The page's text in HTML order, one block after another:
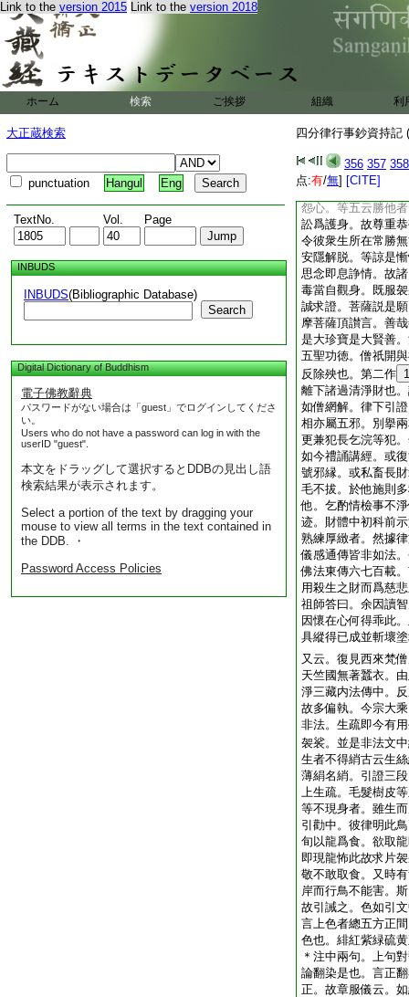
Link to the version 2015 Link to the version 2018
ホーム 検索 ご挨拶 組織 利
大正蔵検索
punctuation Hangul Eng
TextNo. Vol. Page
INBUDS
INBUDS(Bibliographic Database)
Search
Digital Dictionary of Buddhism
電子佛教辭典
パスワードがない場合は「guest」でログインしてくださ
い。
Users who do not have a password can log in with the
userID "guest".
本文をドラッグして選択するとDDBの見出し語
検索結果が表示されます。
Select a portion of the text by dragging your
mouse to view all terms in the text contained in
the DDB. ・
Password Access Policies
四分律行事鈔資持記
356 357 358
点:有/無] [CITE]
大悲經文出第三。
次擧無況有。形謂
彌勒當來人壽八萬
人無量。釋迦遺法
曰無遺也。樓至經
名。悲華文出第八
時發此願也。五中
四即息諍。餘三生
五増長威勢。四中
衆生不相從順。多
戰之時。能念袈裟
怨心。等五云勝他
訟爲護身。故尊重
令彼衆生所在常勝
安隱解脱。等諒是
思念即息諍情。故
毒當自觀身。既服
誠求證。菩薩説是
摩菩薩頂讃言。善
是大珍寶是大賢善
五聖功徳。僧祇開
反除殃也。第二作 1
離下諸過清淨財也
如僧網解。律下引
相亦屬五邪。別擧
更兼犯長乞浣等犯
如今禮誦講經。或
號邪縁。或私畜長
毛不拔。於他施則
他。乞酌情檢事不
迹。財體中初科前
熟練厚緻者。然據
儀感通傳皆非如法
佛法東傳六七百載
用殺生之財而爲慈
祖師答曰。余因讀
因懷在心何得乖此
具縱得已成並斬壞
又云。復見西來梵
天竺國無著蠶衣。
淨三藏内法傳中。
故多偏執。今宗大
非法。生疏即今有
袈裟。並是非法文
生者不得綃古云生
薄絹名綃。引證三
上生疏。毛髮樹皮
等不現身者。雖生
引勸中。彼律明此
旬以龍爲食。欲取
即現龍怖此故求片
敬不敢取食。又時
岸而行鳥不能害。
故引誡之。色如引
言上色者總五方正
色也。緋紅紫緑硫
＊注中兩句。上句
論翻染是也。言正
正。故章服儀云。